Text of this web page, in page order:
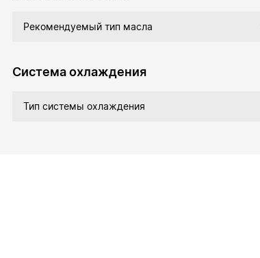
Рекомендуемый тип масла
Система охлаждения
Тип системы охлаждения